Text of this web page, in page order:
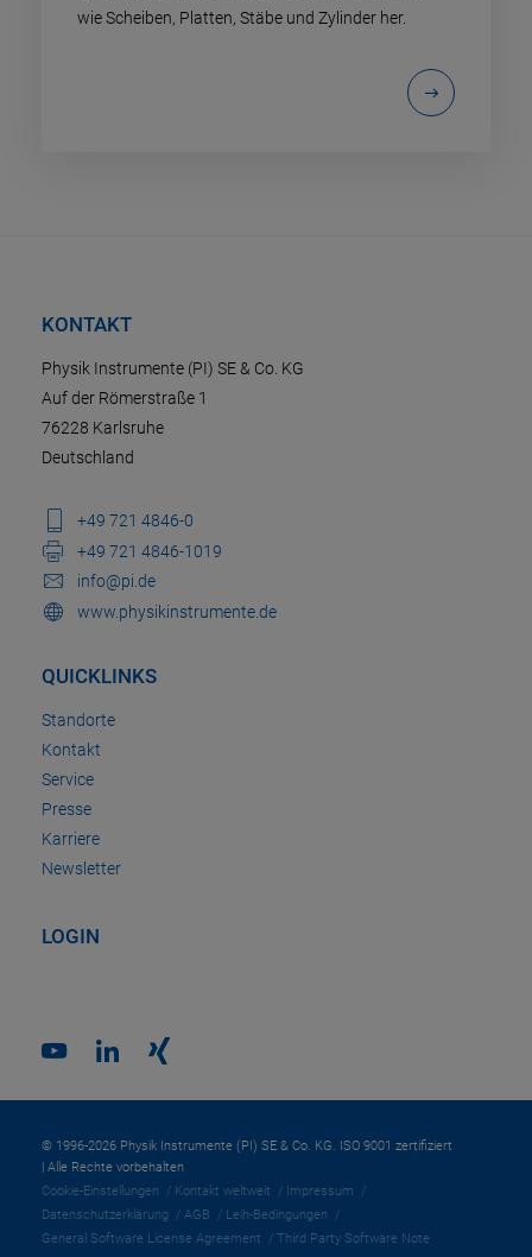
wie Scheiben, Platten, Stäbe und Zylinder her.
KONTAKT
Physik Instrumente (PI) SE & Co. KG
Auf der Römerstraße 1
76228 Karlsruhe
Deutschland
+49 721 4846-0
+49 721 4846-1019
info@pi.de
www.physikinstrumente.de
QUICKLINKS
Standorte
Kontakt
Service
Presse
Karriere
Newsletter
LOGIN
© 1996-2026 Physik Instrumente (PI) SE & Co. KG. ISO 9001 zertifiziert
| Alle Rechte vorbehalten
Cookie-Einstellungen
Kontakt weltweit
Impressum
Datenschutzerklärung
AGB
Leih-Bedingungen
General Software License Agreement
Third Party Software Note